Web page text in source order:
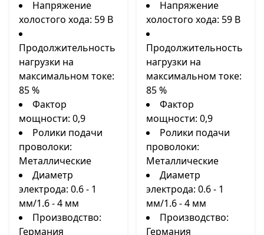
Напряжение
холостого хода: 59 В
Продолжительность
нагрузки на
максимальном токе:
85 %
Фактор
мощности: 0,9
Ролики подачи
проволоки:
Металлические
Диаметр
электрода: 0.6 - 1
мм/1.6 - 4 мм
Производство:
Германия
Напряжение
холостого хода: 59 В
Продолжительность
нагрузки на
максимальном токе:
85 %
Фактор
мощности: 0,9
Ролики подачи
проволоки:
Металлические
Диаметр
электрода: 0.6 - 1
мм/1.6 - 4 мм
Производство:
Германия